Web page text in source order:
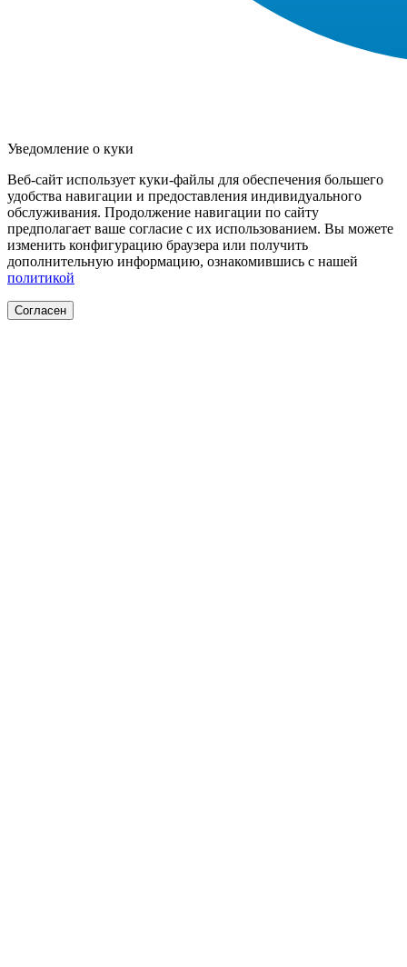
Уведомление о куки
Веб-сайт использует куки-файлы для обеспечения большего
удобства навигации и предоставления индивидуального
обслуживания. Продолжение навигации по сайту
предполагает ваше согласие с их использованием. Вы можете
изменить конфигурацию браузера или получить
дополнительную информацию, ознакомившись с нашей
политикой
Согласен